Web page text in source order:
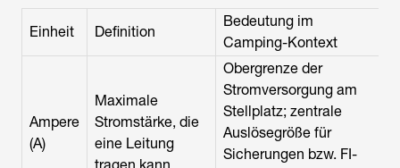
Einheit Definition
Bedeutung im
Camping-Kontext
Ampere
(A)
Maximale
Stromstärke, die
eine Leitung
Obergrenze der
Stromversorgung am
Stellplatz; zentrale
Auslösegröße für
Sicherungen bzw. FI-